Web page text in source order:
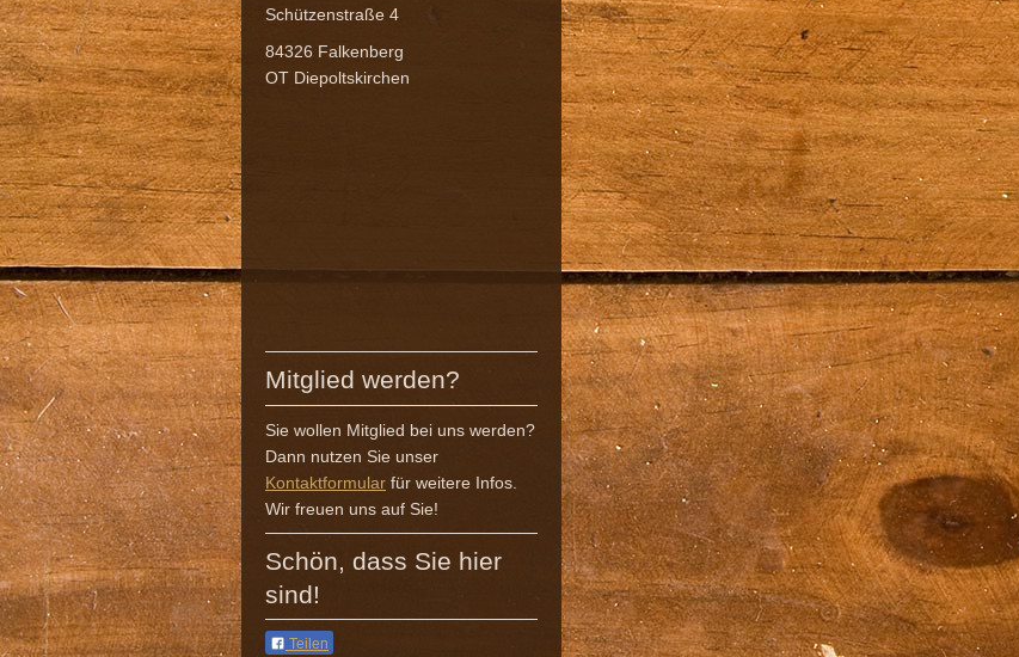
Schützenstraße 4
84326 Falkenberg
OT Diepoltskirchen
Mitglied werden?
Sie wollen Mitglied bei uns werden?
Dann nutzen Sie unser
Kontaktformular für weitere Infos.
Wir freuen uns auf Sie!
Schön, dass Sie hier
sind!
Teilen